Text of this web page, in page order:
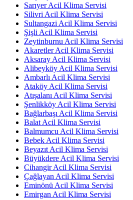
Sarıyer Acil Klima Servisi
Silivri Acil Klima Servisi
Sultangazi Acil Klima Servisi
Şişli Acil Klima Servisi
Zeytinburnu Acil Klima Servisi
Akaretler Acil Klima Servisi
Aksaray Acil Klima Servisi
Alibeyköy Acil Klima Servisi
Ambarlı Acil Klima Servisi
Ataköy Acil Klima Servisi
Atışalanı Acil Klima Servisi
Şenlikköy Acil Klima Servisi
Bağlarbaşı Acil Klima Servisi
Balat Acil Klima Servisi
Balmumcu Acil Klima Servisi
Bebek Acil Klima Servisi
Beyazıt Acil Klima Servisi
Büyükdere Acil Klima Servisi
Cihangir Acil Klima Servisi
Çağlayan Acil Klima Servisi
Eminönü Acil Klima Servisi
Emirgan Acil Klima Servisi